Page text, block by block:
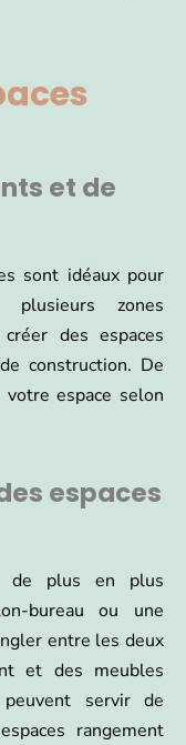
et de
sont idéaux pour
zones
des espaces
construction. De
espace selon
espaces
de plus en plus
bureau ou une
entre les deux
et des meubles
servir de
rangement